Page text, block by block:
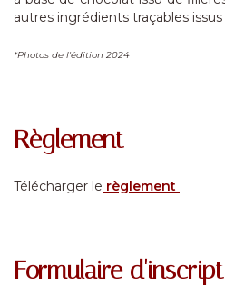
autres ingrédients traçables
*Photos de l'édition 2024
Règlement
Télécharger le règlement
Formulaire